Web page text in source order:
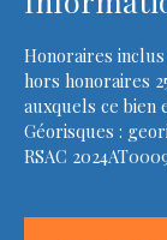
Honoraires
hors honoraires
auxquels ce bien
Géorisques :
RSAC